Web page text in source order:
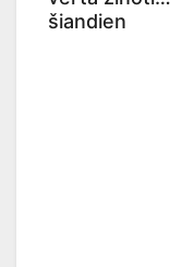
šiandien